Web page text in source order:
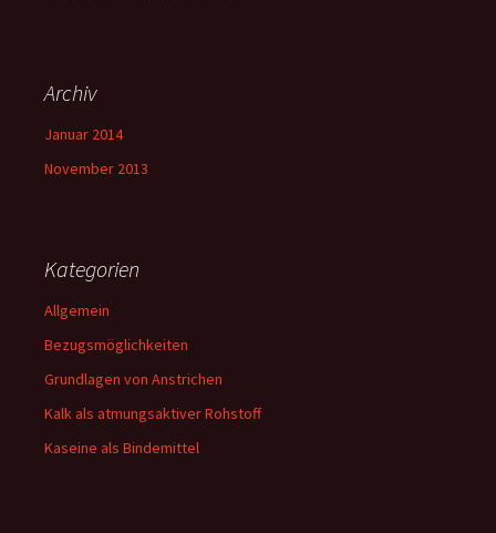
Archiv
Januar 2014
November 2013
Kategorien
Allgemein
Bezugsmöglichkeiten
Grundlagen von Anstrichen
Kalk als atmungsaktiver Rohstoff
Kaseine als Bindemittel